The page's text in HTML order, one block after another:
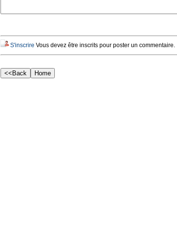
S'inscrire Vous devez être inscrits pour poster un commentaire.